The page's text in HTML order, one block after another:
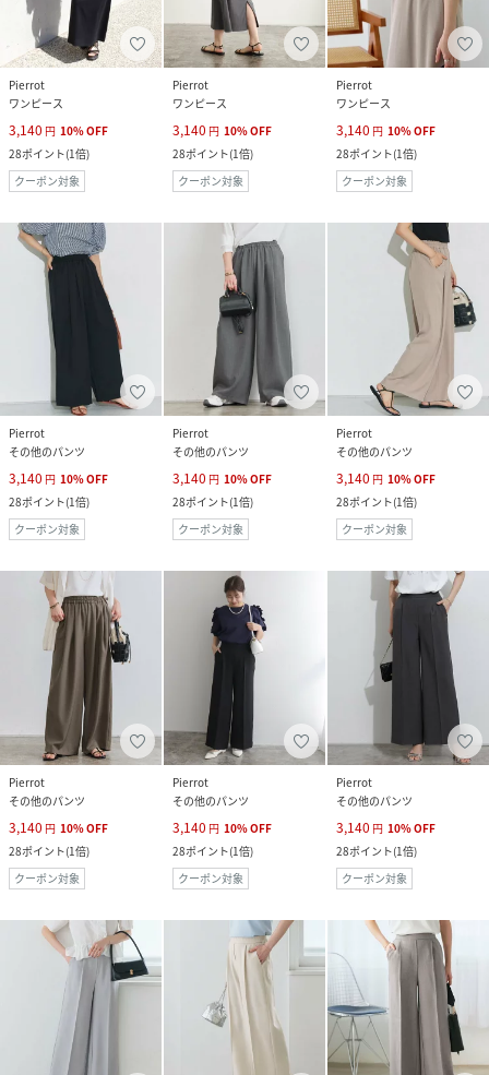
Pierrot
ワンピース
3,140 円 10%OFF
28ポイント(1倍)
クーポン対象
Pierrot
ワンピース
3,140 円 10%OFF
28ポイント(1倍)
クーポン対象
Pierrot
ワンピース
3,140 円 10%OFF
28ポイント(1倍)
クーポン対象
Pierrot
その他のパンツ
3,140 円 10%OFF
28ポイント(1倍)
クーポン対象
Pierrot
その他のパンツ
3,140 円 10%OFF
28ポイント(1倍)
クーポン対象
Pierrot
その他のパンツ
3,140 円 10%OFF
28ポイント(1倍)
クーポン対象
Pierrot
その他のパンツ
3,140 円 10%OFF
28ポイント(1倍)
クーポン対象
Pierrot
その他のパンツ
3,140 円 10%OFF
28ポイント(1倍)
クーポン対象
Pierrot
その他のパンツ
3,140 円 10%OFF
28ポイント(1倍)
クーポン対象